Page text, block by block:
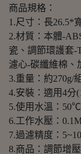
商品規格：
1.尺寸：長26.5*
2.材質：本體-
瓷、調節環護套-
濾心-碳纖維棉、
3.重量：約270g/
4.安裝：適用4分
5.使用水溫：
6.工作水壓：
7.過濾精度：
8.商品：調節增